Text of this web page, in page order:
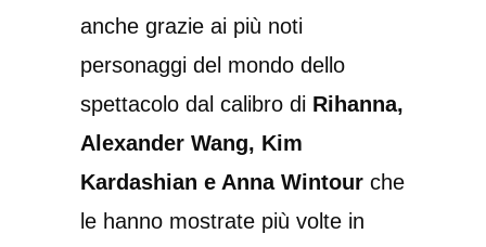
anche grazie ai più noti
personaggi del mondo dello
spettacolo dal calibro di Rihanna,
Alexander Wang, Kim
Kardashian e Anna Wintour che
le hanno mostrate più volte in